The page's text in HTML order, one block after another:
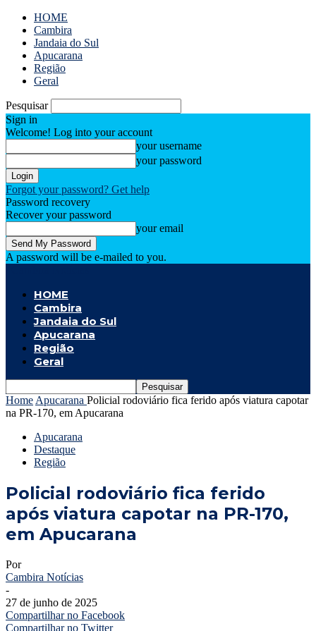
HOME
Cambira
Jandaia do Sul
Apucarana
Região
Geral
Pesquisar
Sign in
Welcome! Log into your account
your username
your password
Forgot your password? Get help
Password recovery
Recover your password
your email
A password will be e-mailed to you.
HOME
Cambira
Jandaia do Sul
Apucarana
Região
Geral
Home Apucarana Policial rodoviário fica ferido após viatura capotar
na PR-170, em Apucarana
Apucarana
Destaque
Região
Policial rodoviário fica ferido
após viatura capotar na PR-170,
em Apucarana
Por
Cambira Notícias
-
27 de junho de 2025
Compartilhar no Facebook
Compartilhar no Twitter